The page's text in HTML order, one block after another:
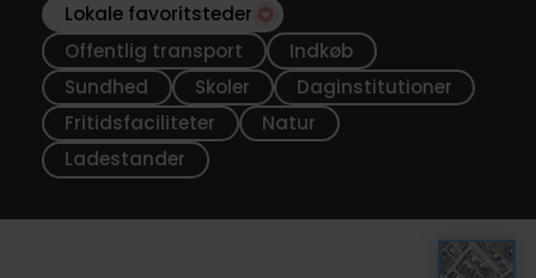
Lokale favoritsteder
Offentlig transport
Indkøb
Sundhed
Skoler
Daginstitutioner
Fritidsfaciliteter
Natur
Ladestander